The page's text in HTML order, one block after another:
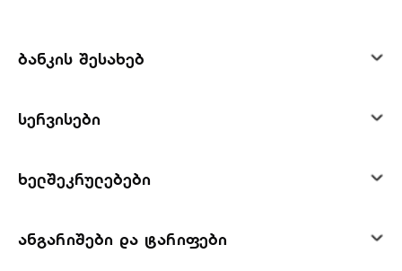
ბანკის შესახებ
სერვისები
ხელშეკრულებები
ანგარიშები და ტარიფები